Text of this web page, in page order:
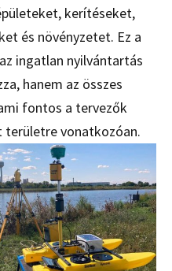
kerítéseket,
és növényzetet. Ez a
ingatlan nyilvántartás
hanem az összes
fontos a tervezők
területre vonatkozóan.